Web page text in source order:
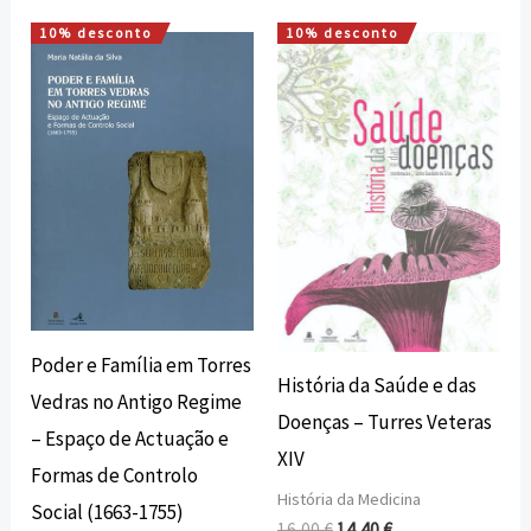
10% desconto
Poder e Família em Torres
Vedras no Antigo Regime
– Espaço de Actuação e
Formas de Controlo
Social (1663-1755)
O
preço
original
era:
14,70 €.
O
atual
é:
10% desconto
História da Saúde e das
Doenças – Turres Veteras
XIV
História da Medicina
O
preço
original
era:
16,00 €.
O
preço
atual
é:
14,40 €.